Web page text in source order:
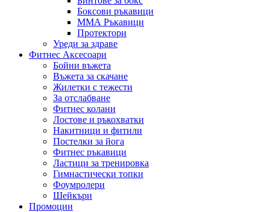
Боксови ръкавици
ММА Ръкавици
Протектори
Уреди за здраве
Фитнес Аксесоари
Бойни въжета
Въжета за скачане
Жилетки с тежести
За отслабване
Фитнес колани
Лостове и ръкохватки
Накитници и фитили
Постелки за йога
Фитнес ръкавици
Ластици за тренировка
Гимнастически топки
Фоумролери
Шейкъри
Промоции